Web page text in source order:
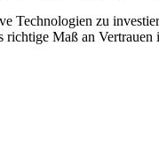
zu
Maß an